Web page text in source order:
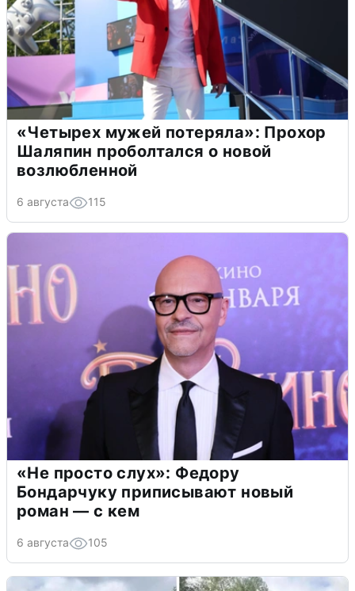
«Четырех мужей потеряла»: Прохор
Шаляпин проболтался о новой
возлюбленной
6 августа 115
«Не просто слух»: Федору
Бондарчуку приписывают новый
роман — с кем
6 августа 105